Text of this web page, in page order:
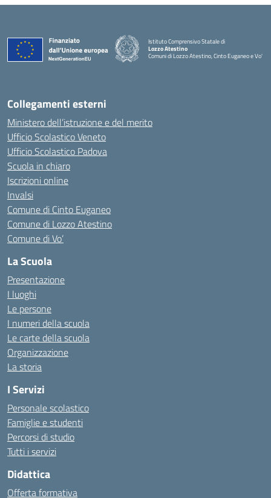
Istituto Comprensivo Statale di
Lozzo Atestino
Comuni di Lozzo Atestino, Cinto Euganeo e Vo'
— Visita la pagina iniziale della scuola
Collegamenti esterni
Ministero dell’istruzione e del merito
Ufficio Scolastico Veneto
Ufficio Scolastico Padova
Scuola in chiaro
Iscrizioni online
Invalsi
Comune di Cinto Euganeo
Comune di Lozzo Atestino
Comune di Vo’
La Scuola
Presentazione
I luoghi
Le persone
I numeri della scuola
Le carte della scuola
Organizzazione
La storia
I Servizi
Personale scolastico
Famiglie e studenti
Percorsi di studio
Tutti i servizi
Didattica
Offerta formativa